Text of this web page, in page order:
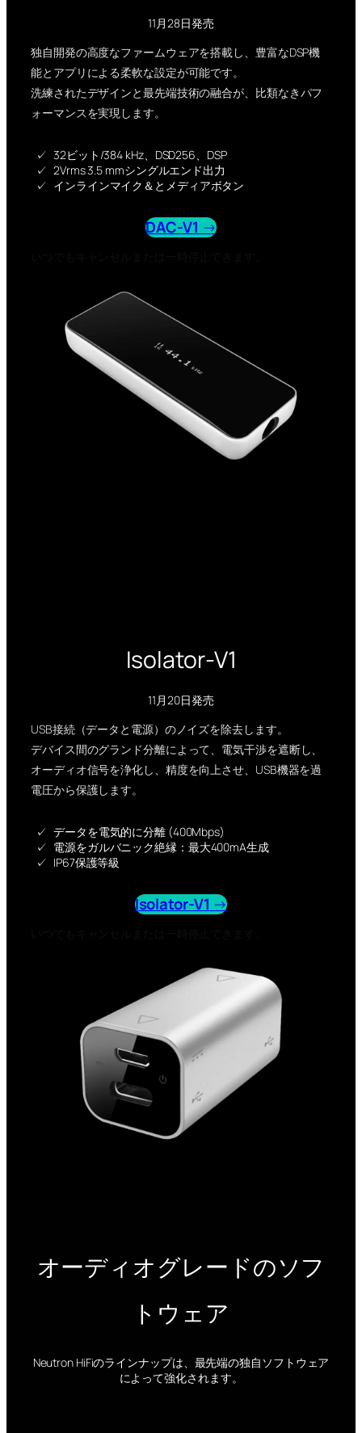
11月28日発売
独自開発の高度なファームウェアを搭載し、豊富なDSP機
能とアプリによる柔軟な設定が可能です。
洗練されたデザインと最先端技術の融合が、比類なきパフ
ォーマンスを実現します。
32ビット/384 kHz、DSD256、DSP
2Vrms 3.5 mmシングルエンド出力
インラインマイク＆とメディアボタン
DAC-V1 →
Isolator-V1
11月20日発売
USB接続（データと電源）のノイズを除去します。
デバイス間のグランド分離によって、電気干渉を遮断し、
オーディオ信号を浄化し、精度を向上させ、USB機器を過
電圧から保護します。
データを電気的に分離 (400Mbps)
電源をガルバニック絶縁：最大400mA生成
IP67保護等級
Isolator-V1 →
オーディオグレードのソフ
トウェア
Neutron HiFiのラインナップは、最先端の独自ソフトウェア
によって強化されます。